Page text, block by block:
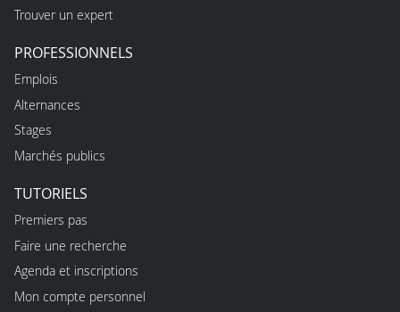
Trouver un expert
PROFESSIONNELS
Emplois
Alternances
Stages
Marchés publics
TUTORIELS
Premiers pas
Faire une recherche
Agenda et inscriptions
Mon compte personnel